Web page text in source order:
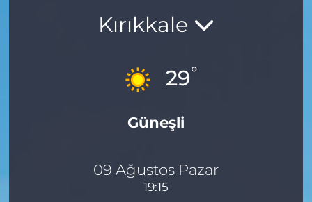
Kırıkkale
29°
Güneşli
09 Ağustos Pazar
19:15